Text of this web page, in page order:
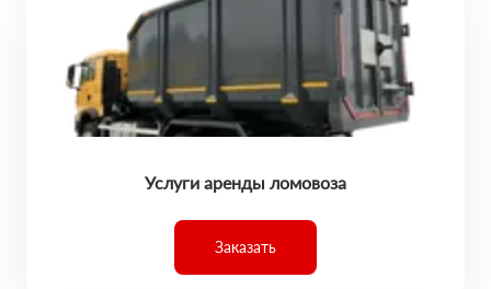
Услуги аренды ломовоза
Заказать